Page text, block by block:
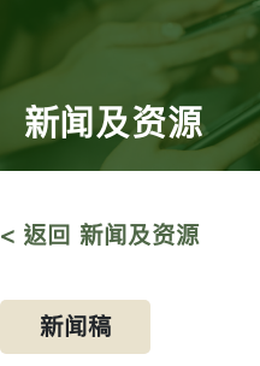
新闻及资源
< 返回 新闻及资源
新闻稿